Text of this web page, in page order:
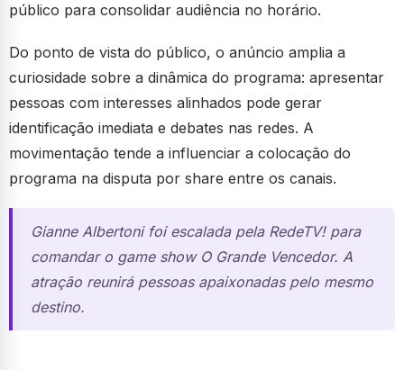
público para consolidar audiência no horário.
Do ponto de vista do público, o anúncio amplia a
curiosidade sobre a dinâmica do programa: apresentar
pessoas com interesses alinhados pode gerar
identificação imediata e debates nas redes. A
movimentação tende a influenciar a colocação do
programa na disputa por share entre os canais.
Gianne Albertoni foi escalada pela RedeTV! para
comandar o game show O Grande Vencedor. A
atração reunirá pessoas apaixonadas pelo mesmo
destino.